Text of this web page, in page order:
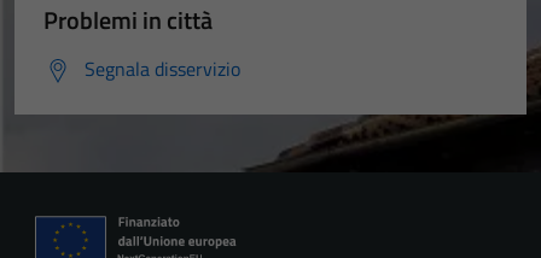
Problemi in città
Segnala disservizio